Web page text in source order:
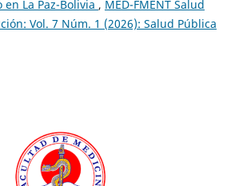
La Paz-Bolivia , MED-FMENT Salud
Vol. 7 Núm. 1 (2026): Salud Pública